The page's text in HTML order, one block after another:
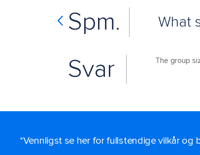
Spm. What
Svar The group
*Vennligst se her for fullstendige vilkår og